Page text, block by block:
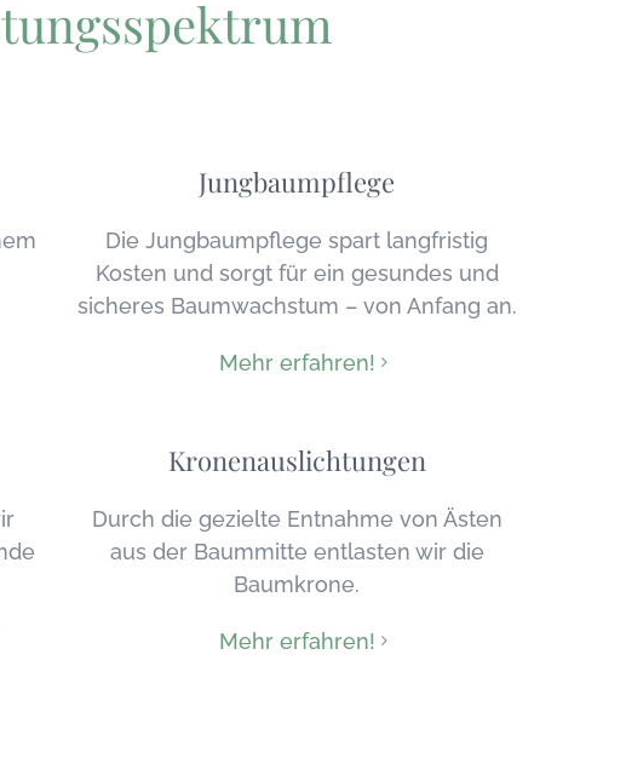
Jungbaumpflege
Die Jungbaumpflege spart langfristig
Kosten und sorgt für ein gesundes und
sicheres Baumwachstum – von Anfang an.
Mehr erfahren!
Kronenauslichtungen
Durch die gezielte Entnahme von Ästen
aus der Baummitte entlasten wir die
Baumkrone.
Mehr erfahren!